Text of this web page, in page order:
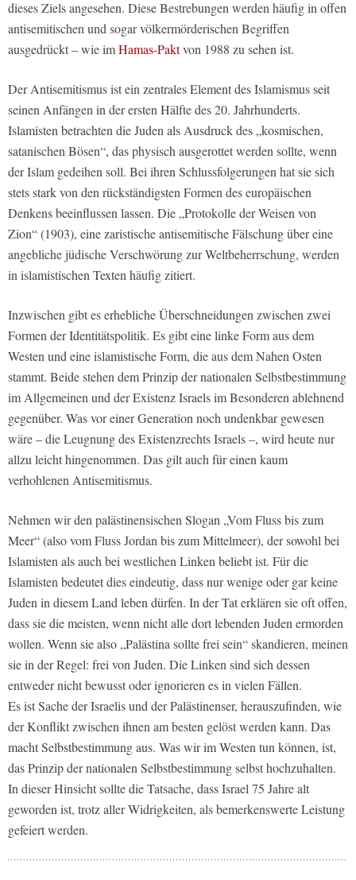
dieses Ziels angesehen. Diese Bestrebungen werden häufig in offen
antisemitischen und sogar völkermörderischen Begriffen
ausgedrückt – wie imHamas-Paktvon 1988 zu sehen ist.
Der Antisemitismus ist ein zentrales Element des Islamismus seit
seinen Anfängen in der ersten Hälfte des 20. Jahrhunderts.
Islamisten betrachten die Juden als Ausdruck des „kosmischen,
satanischen Bösen“, das physisch ausgerottet werden sollte, wenn
der Islam gedeihen soll. Bei ihren Schlussfolgerungen hat sie sich
stets stark von den rückständigsten Formen des europäischen
Denkens beeinflussen lassen. Die „Protokolle der Weisen von
Zion“ (1903), eine zaristische antisemitische Fälschung über eine
angebliche jüdische Verschwörung zur Weltbeherrschung, werden
in islamistischen Texten häufig zitiert.
Inzwischen gibt es erhebliche Überschneidungen zwischen zwei
Formen der Identitätspolitik. Es gibt eine linke Form aus dem
Westen und eine islamistische Form, die aus dem Nahen Osten
stammt. Beide stehen dem Prinzip der nationalen Selbstbestimmung
im Allgemeinen und der Existenz Israels im Besonderen ablehnend
gegenüber. Was vor einer Generation noch undenkbar gewesen
wäre – die Leugnung des Existenzrechts Israels –, wird heute nur
allzu leicht hingenommen. Das gilt auch für einen kaum
verhohlenen Antisemitismus.
Nehmen wir den palästinensischen Slogan „Vom Fluss bis zum
Meer“ (also vom Fluss Jordan bis zum Mittelmeer), der sowohl bei
Islamisten als auch bei westlichen Linken beliebt ist. Für die
Islamisten bedeutet dies eindeutig, dass nur wenige oder gar keine
Juden in diesem Land leben dürfen. In der Tat erklären sie oft offen,
dass sie die meisten, wenn nicht alle dort lebenden Juden ermorden
wollen. Wenn sie also „Palästina sollte frei sein“ skandieren, meinen
sie in der Regel: frei von Juden. Die Linken sind sich dessen
entweder nicht bewusst oder ignorieren es in vielen Fällen.
Es ist Sache der Israelis und der Palästinenser, herauszufinden, wie
der Konflikt zwischen ihnen am besten gelöst werden kann. Das
macht Selbstbestimmung aus. Was wir im Westen tun können, ist,
das Prinzip der nationalen Selbstbestimmung selbst hochzuhalten.
In dieser Hinsicht sollte die Tatsache, dass Israel 75 Jahre alt
geworden ist, trotz aller Widrigkeiten, als bemerkenswerte Leistung
gefeiert werden.